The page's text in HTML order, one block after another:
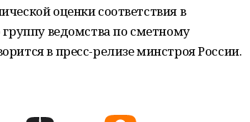
оценки соответствия в
ведомства по сметному
в пресс-релизе минстроя России.